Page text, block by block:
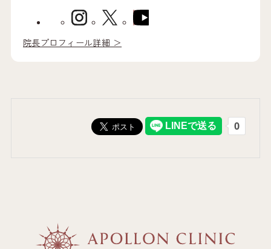
院長プロフィール詳細 ＞